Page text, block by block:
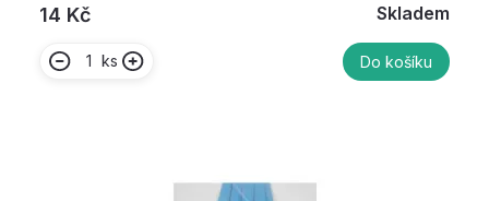
14 Kč
Skladem
ks Do košíku